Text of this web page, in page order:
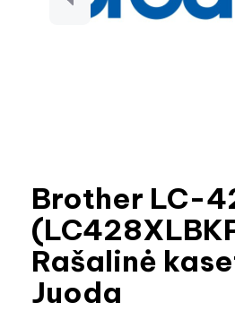
Brother LC-
Rašalinė
Juoda